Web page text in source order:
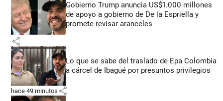
Gobierno Trump anuncia US$1.000 millones
de apoyo a gobierno de De la Espriella y
promete revisar aranceles
share
Lo que se sabe del traslado de Epa Colombia
a cárcel de Ibagué por presuntos privilegios
hace 49 minutos share